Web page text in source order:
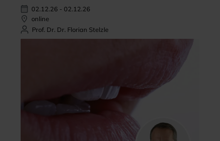
02.12.26 - 02.12.26
online
Prof. Dr. Dr. Florian Stelzle